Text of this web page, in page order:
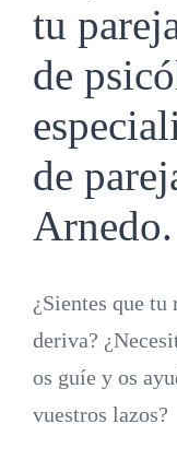
tu
de
de
Arnedo.
¿Sientes que tu
deriva?
os guíe y os
vuestros lazos?